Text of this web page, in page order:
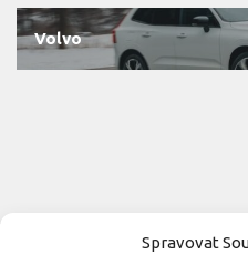
Spravovat
Volvo